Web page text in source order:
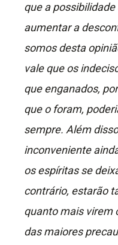
que a
aumentar a
somos desta
vale que os
que enganados,
que o foram,
sempre. Além
inconveniente
os espíritas se
contrário, estarão
quanto mais virem
das maiores